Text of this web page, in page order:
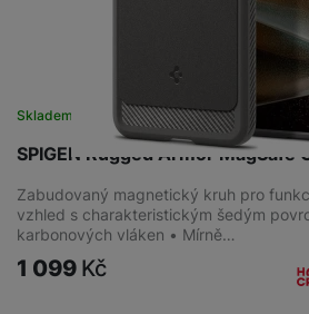
SPIGEN Rugged Armor MagSafe
Skladem na 2 prodejnách
Zabudovaný magnetický kruh pro
vzhled s charakteristickým šedým
karbonových vláken • Mírně…
1 099 Kč